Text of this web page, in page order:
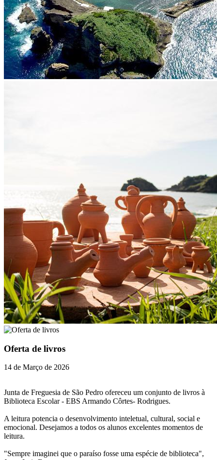
Oferta de livros
14 de Março de 2026
Junta de Freguesia de São Pedro ofereceu um conjunto de livros à
Biblioteca Escolar - EBS Armando Côrtes- Rodrigues.
A leitura potencia o desenvolvimento inteletual, cultural, social e
emocional. Desejamos a todos os alunos excelentes momentos de
leitura.
"Sempre imaginei que o paraíso fosse uma espécie de biblioteca",